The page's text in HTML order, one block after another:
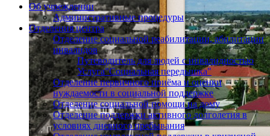
Об учреждении
Административные процедуры
Отделения центра
Отделение социальной реабилитации, абилитации
инвалидов
Путеводитель для людей с инвалидностью
Услуга"Социальная передышка"
Отделение первичного приёма и оценки
нуждаемости в социальной поддержке
Отделение социальной помощи на дому
Отделение поддержки активного долголетия в
условиях дневного пребывания